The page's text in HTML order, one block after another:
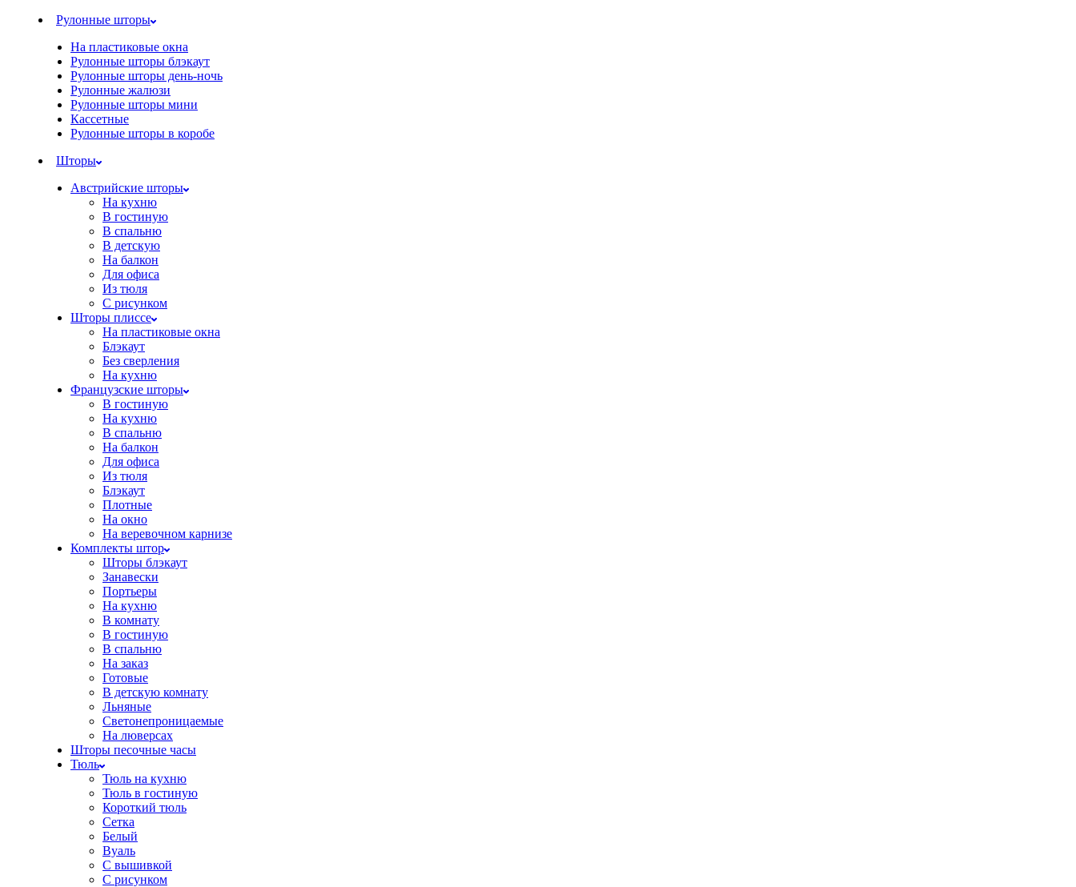
Рулонные шторы
На пластиковые окна
Рулонные шторы блэкаут
Рулонные шторы день-ночь
Рулонные жалюзи
Рулонные шторы мини
Кассетные
Рулонные шторы в коробе
Шторы
Австрийские шторы
На кухню
В гостиную
В спальню
В детскую
На балкон
Для офиса
Из тюля
С рисунком
Шторы плиссе
На пластиковые окна
Блэкаут
Без сверления
На кухню
Французские шторы
В гостиную
На кухню
В спальню
На балкон
Для офиса
Из тюля
Блэкаут
Плотные
На окно
На веревочном карнизе
Комплекты штор
Шторы блэкаут
Занавески
Портьеры
На кухню
В комнату
В гостиную
В спальню
На заказ
Готовые
В детскую комнату
Льняные
Светонепроницаемые
На люверсах
Шторы песочные часы
Тюль
Тюль на кухню
Тюль в гостиную
Короткий тюль
Сетка
Белый
Вуаль
С вышивкой
С рисунком